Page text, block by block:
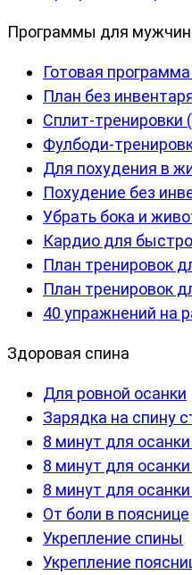
Программы для мужчин
Готовая
План без
Сплит-тренировки
Фулбоди-
Для похудения в
Похудение без
Убрать бока и
Кардио для
План тренировок
План тренировок
40 упражнений на
Здоровая спина
Для ровной осанки
Зарядка на спину
8 минут для
8 минут для
8 минут для
От боли в пояснице
Укрепление спины
Укрепление